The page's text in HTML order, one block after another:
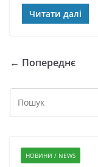
Читати далі
← Попереднє
НОВИНИ / NEWS